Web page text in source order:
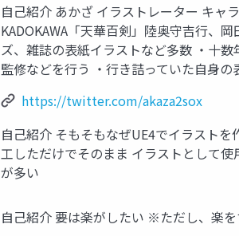
自己紹介 あかざ イラストレーター キ
KADOKAWA「天華百剣」陸奥守吉行、
ズ、雑誌の表紙イラストなど多数 ・十
監修などを行う ・行き詰っていた自身
https://twitter.com/akaza2sox
自己紹介 そもそもなぜUE4でイラスト
工しただけでそのまま イラストとして
が多い
自己紹介 要は楽がしたい ※ただし、楽